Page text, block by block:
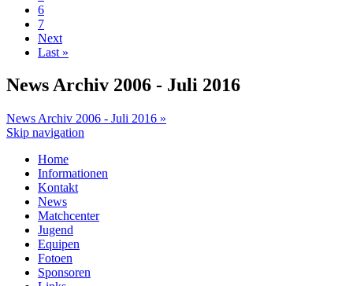
6
7
Next
Last »
News Archiv 2006 - Juli 2016
News Archiv 2006 - Juli 2016 »
Skip navigation
Home
Informationen
Kontakt
News
Matchcenter
Jugend
Equipen
Fotoen
Sponsoren